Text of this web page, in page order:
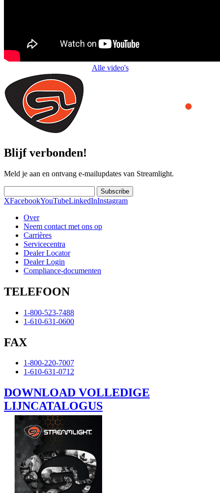
Alle video's
Blijf verbonden!
Meld je aan en ontvang e-mailupdates van Streamlight.
Subscribe
XFacebookYouTubeLinkedInInstagram
Over
Neem contact met ons op
Carrières
Servicecentra
Dealer Locator
Dealer Login
Compliance-documenten
TELEFOON
1-800-523-7488
1-610-631-0600
FAX
1-800-220-7007
1-610-631-0712
DOWNLOAD VOLLEDIGE
LIJNCATALOGUS